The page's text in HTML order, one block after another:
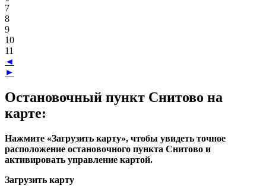
7
8
9
10
11
◄
►
Остановочный пункт Снитово на
карте:
Нажмите «Загрузить карту», чтобы увидеть точное
расположение остановочного пункта Снитово и
активировать управление картой.
Загрузить карту